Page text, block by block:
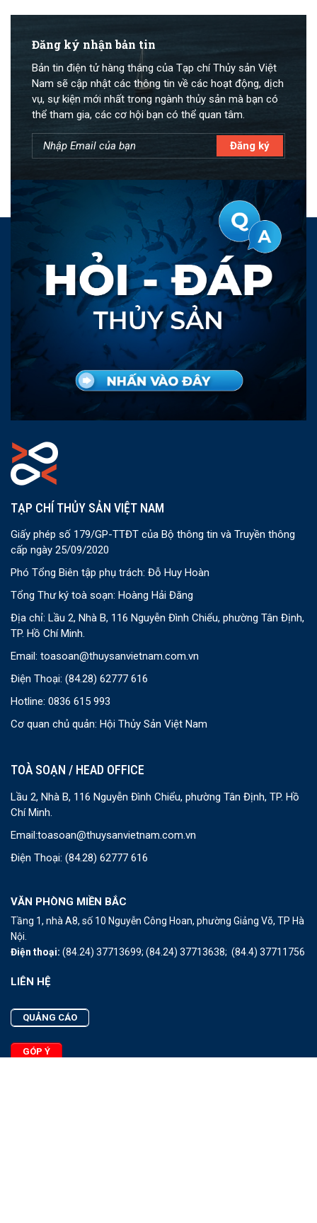
Đăng ký nhận bản tin
Bản tin điện tử hàng tháng của Tạp chí Thủy sản Việt
Nam sẽ cập nhật các thông tin về các hoạt động, dịch
vụ, sự kiện mới nhất trong ngành thủy sản mà bạn có
thể tham gia, các cơ hội bạn có thể quan tâm.
TẠP CHÍ THỦY SẢN VIỆT NAM
Giấy phép số 179/GP-TTĐT của Bộ thông tin và Truyền thông
cấp ngày 25/09/2020
Phó Tổng Biên tập phụ trách: Đỗ Huy Hoàn
Tổng Thư ký toà soạn: Hoàng Hải Đăng
Địa chỉ: Lầu 2, Nhà B, 116 Nguyễn Đình Chiểu, phường Tân Định,
TP. Hồ Chí Minh.
Email: toasoan@thuysanvietnam.com.vn
Điện Thoại: (84.28) 62777 616
Hotline: 0836 615 993
Cơ quan chủ quản: Hội Thủy Sản Việt Nam
TOÀ SOẠN / HEAD OFFICE
Lầu 2, Nhà B, 116 Nguyễn Đình Chiểu, phường Tân Định, TP. Hồ
Chí Minh.
Email:toasoan@thuysanvietnam.com.vn
Điện Thoại: (84.28) 62777 616
VĂN PHÒNG MIỀN BẮC
Tầng 1, nhà A8, số 10 Nguyễn Công Hoan, phường Giảng Võ, TP Hà
Nội.
Điện thoại: (84.24) 37713699; (84.24) 37713638; (84.4) 37711756
LIÊN HỆ
QUẢNG CÁO
GÓP Ý